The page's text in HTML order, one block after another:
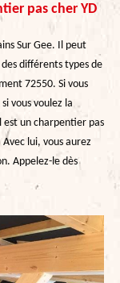
pas cher YD
Sur Gee. Il peut
différents types de
72550. Si vous
vous voulez la
est un charpentier pas
lui, vous aurez
Appelez-le dès